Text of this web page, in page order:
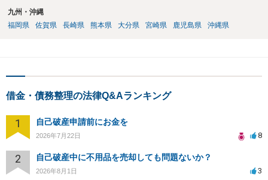
九州・沖縄
福岡県
佐賀県 長崎県 熊本県 大分県 宮崎県 鹿児島県 沖縄県
借金・債務整理の法律Q&Aランキング
1 自己破産申請前にお金を
2026年7月22日 8
2 自己破産中に不用品を売却しても問題ないか？
2026年8月1日 3